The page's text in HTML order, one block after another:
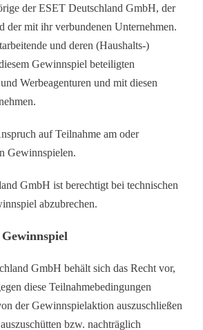
der ESET Deutschland GmbH, der
der mit ihr verbundenen Unternehmen.
und deren (Haushalts-)
Gewinnspiel beteiligten
Werbeagenturen und mit diesen
auf Teilnahme am oder
Gewinnspielen.
GmbH ist berechtigt bei technischen
abzubrechen.
GmbH behält sich das Recht vor,
diese Teilnahmebedingungen
der Gewinnspielaktion auszuschließen
bzw. nachträglich